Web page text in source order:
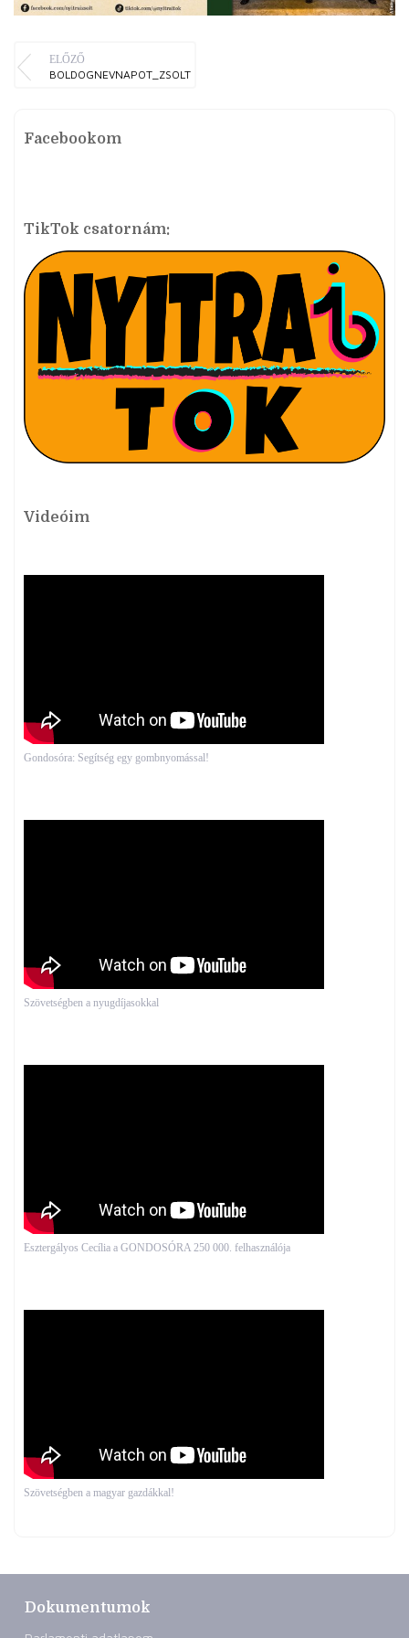
ELŐZŐ
BOLDOGNEVNAPOT_ZSOLT
Facebookom
TikTok csatornám:
Videóim
Gondosóra: Segítség egy gombnyomással!
Szövetségben a nyugdíjasokkal
Esztergályos Cecília a GONDOSÓRA 250 000. felhasználója
Szövetségben a magyar gazdákkal!
Dokumentumok